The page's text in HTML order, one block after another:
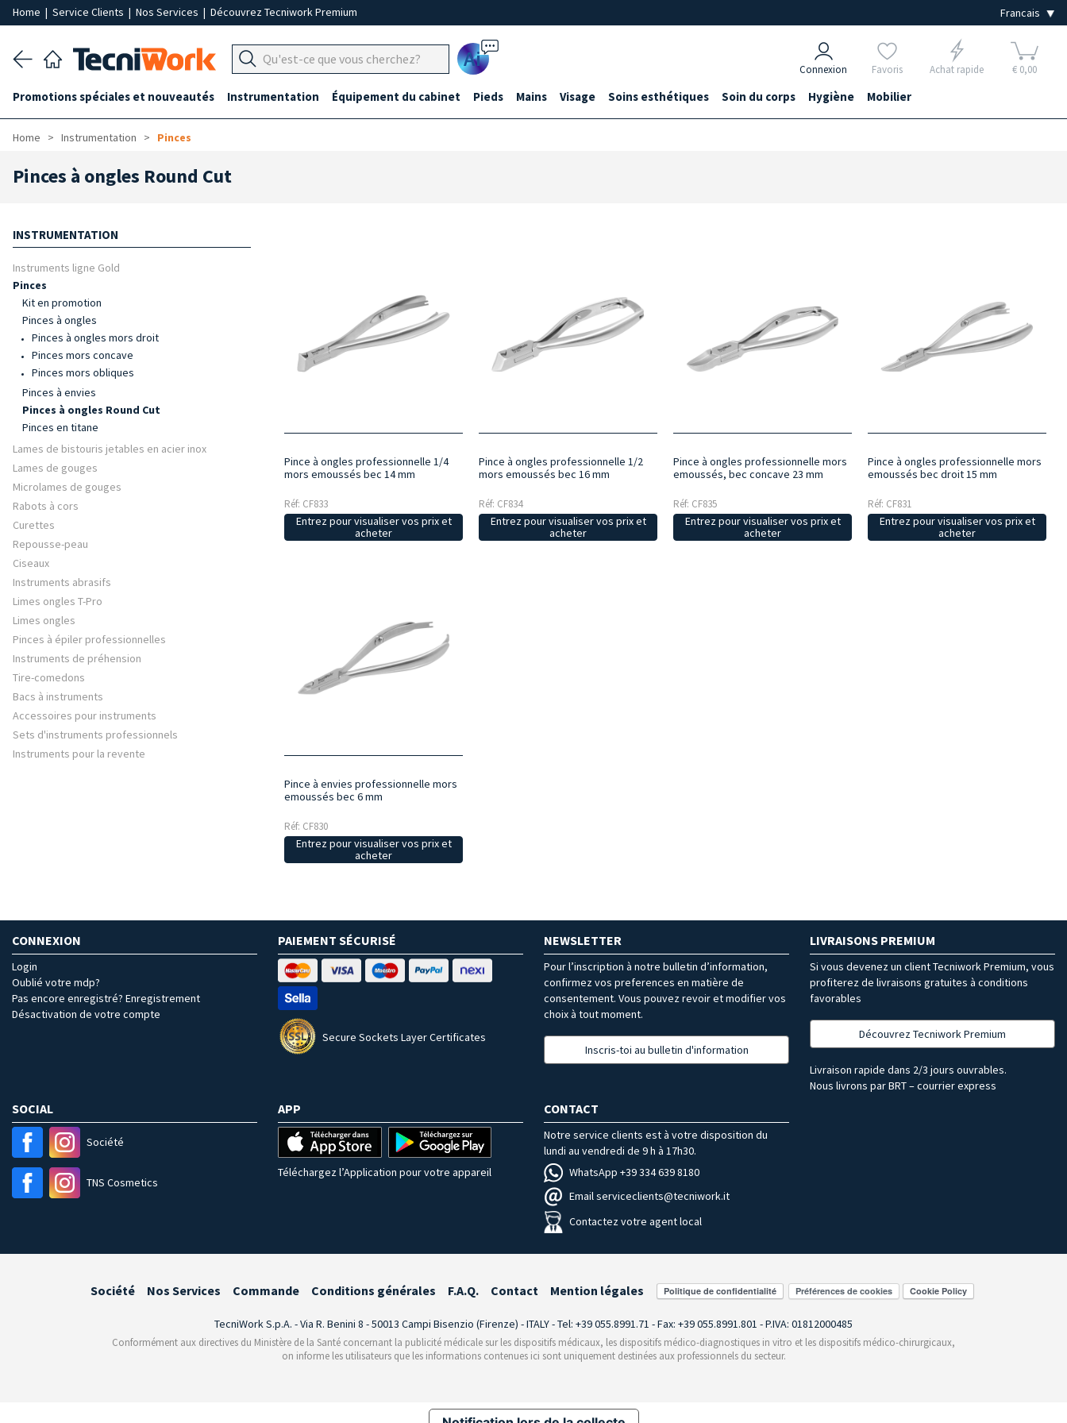
Home | Service Clients | Nos Services | Découvrez Tecniwork Premium
Ai Connexion Favoris Achat rapide € 0,00
Promotions spéciales et nouveautés Instrumentation Équipement du cabinet Pieds Mains Visage Soins esthétiques Soin du corps Hygiène Mobilier
Home Instrumentation Pinces
Pinces à ongles Round Cut
INSTRUMENTATION
Instruments ligne Gold
Pinces
Kit en promotion
Pinces à ongles
Pinces à ongles mors droit
Pinces mors concave
Pinces mors obliques
Pinces à envies
Pinces à ongles Round Cut
Pinces en titane
Lames de bistouris jetables en acier inox
Lames de gouges
Microlames de gouges
Rabots à cors
Curettes
Repousse-peau
Ciseaux
Instruments abrasifs
Limes ongles T-Pro
Limes ongles
Pinces à épiler professionnelles
Instruments de préhension
Tire-comedons
Bacs à instruments
Accessoires pour instruments
Sets d'instruments professionnels
Instruments pour la revente
Pince à ongles professionnelle 1/4
mors emoussés bec 14 mm
Réf: CF833
Entrez pour visualiser vos prix et
acheter
Pince à ongles professionnelle 1/2
mors emoussés bec 16 mm
Réf: CF834
Entrez pour visualiser vos prix et
acheter
Pince à ongles professionnelle mors
emoussés, bec concave 23 mm
Réf: CF835
Entrez pour visualiser vos prix et
acheter
Pince à ongles professionnelle mors
emoussés bec droit 15 mm
Réf: CF831
Entrez pour visualiser vos prix et
acheter
Pince à envies professionnelle mors
emoussés bec 6 mm
Réf: CF830
Entrez pour visualiser vos prix et
acheter
CONNEXION
Login
Oublié votre mdp?
Pas encore enregistré? Enregistrement
Désactivation de votre compte
PAIEMENT SÉCURISÉ
Secure Sockets Layer Certificates
NEWSLETTER
Pour l’inscription à notre bulletin d’information,
confirmez vos preferences en matière de
consentement. Vous pouvez revoir et modifier vos
choix à tout moment.
Inscris-toi au bulletin d'information
LIVRAISONS PREMIUM
Si vous devenez un client Tecniwork Premium, vous
profiterez de livraisons gratuites à conditions
favorables
Découvrez Tecniwork Premium
Livraison rapide dans 2/3 jours ouvrables.
Nous livrons par BRT – courrier express
SOCIAL
Société
TNS Cosmetics
APP
Téléchargez l’Application pour votre appareil
CONTACT
Notre service clients est à votre disposition du
lundi au vendredi de 9 h à 17h30.
WhatsApp +39 334 639 8180
Email serviceclients@tecniwork.it
Contactez votre agent local
Société Nos Services Commande Conditions générales F.A.Q. Contact Mention légales Préférences de cookies
TecniWork S.p.A. - Via R. Benini 8 - 50013 Campi Bisenzio (Firenze) - ITALY - Tel: +39 055.8991.71 - Fax: +39 055.8991.801 - P.IVA: 01812000485
Conformément aux directives du Ministère de la Santé concernant la publicité médicale sur les dispositifs médicaux, les dispositifs médico-diagnostiques in vitro et les dispositifs médico-chirurgicaux,
on informe les utilisateurs que les informations contenues ici sont uniquement destinées aux professionnels du secteur.